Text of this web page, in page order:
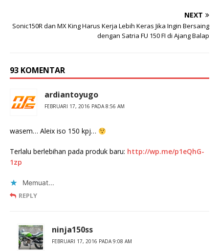
NEXT
Sonic150R dan MX King Harus Kerja Lebih Keras Jika Ingin Bersaing
dengan Satria FU 150 FI di Ajang Balap
93 KOMENTAR
ardiantoyugo
FEBRUARI 17, 2016 PADA 8:56 AM
wasem… Aleix iso 150 kpj…
Terlalu berlebihan pada produk baru: http://wp.me/p1eQhG-
1zp
Memuat...
REPLY
ninja150ss
FEBRUARI 17, 2016 PADA 9:08 AM